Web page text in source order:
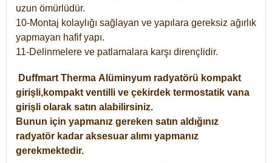
uzun ömürlüdür.
10-Montaj kolaylığı sağlayan ve yapılara gereksiz ağırlık
yapmayan hafif yapı.
11-Delinmelere ve patlamalara karşı dirençlidir.
Duffmart Therma Alüminyum radyatörü kompakt
girişli,kompakt ventilli ve çekirdek termostatik vana
girişli olarak satın alabilirsiniz.
Bunun için yapmanız gereken satın aldığınız
radyatör kadar aksesuar alımı yapmanız
gerekmektedir.